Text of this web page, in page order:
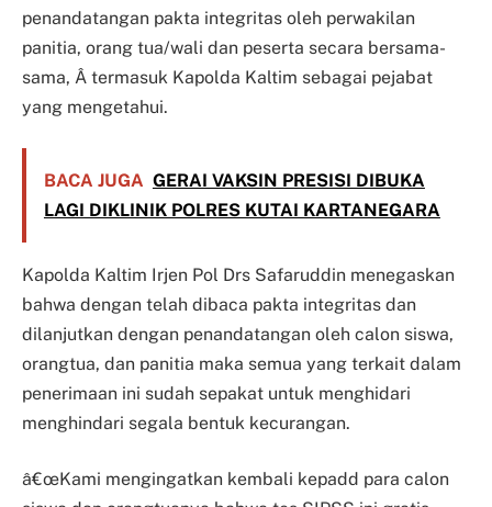
penandatangan pakta integritas oleh perwakilan
panitia, orang tua/wali dan peserta secara bersama-
sama, Â termasuk Kapolda Kaltim sebagai pejabat
yang mengetahui.
BACA JUGA GERAI VAKSIN PRESISI DIBUKA
LAGI DIKLINIK POLRES KUTAI KARTANEGARA
Kapolda Kaltim Irjen Pol Drs Safaruddin menegaskan
bahwa dengan telah dibaca pakta integritas dan
dilanjutkan dengan penandatangan oleh calon siswa,
orangtua, dan panitia maka semua yang terkait dalam
penerimaan ini sudah sepakat untuk menghidari
menghindari segala bentuk kecurangan.
â€œKami mengingatkan kembali kepadd para calon